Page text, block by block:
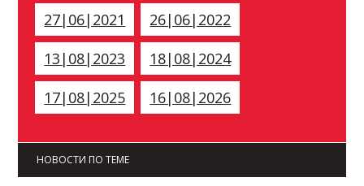
27|06|2021
26|06|2022
13|08|2023
18|08|2024
17|08|2025
16|08|2026
НОВОСТИ ПО ТЕМЕ